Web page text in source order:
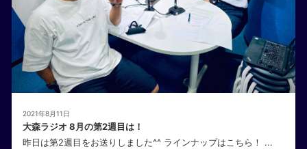
2021年8月11日
大森ラジオ 8月の第2週目は！
昨日は第2週目をお送りしました^^ ラインナップはこちら！ ...